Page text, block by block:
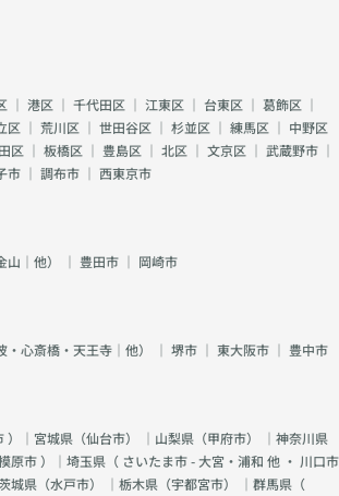
｜ 港区 ｜ 千代田区 ｜ 江東区 ｜ 台東区 ｜ 葛飾区 ｜
区 ｜ 荒川区 ｜ 世田谷区 ｜ 杉並区 ｜ 練馬区 ｜ 中野区
区 ｜ 板橋区 ｜ 豊島区 ｜ 北区 ｜ 文京区 ｜ 武蔵野市 ｜
市 ｜ 調布市 ｜ 西東京市
｜他） ｜ 豊田市 ｜ 岡崎市
心斎橋・天王寺｜他） ｜ 堺市 ｜ 東大阪市 ｜ 豊中市
）｜宮城県（仙台市） ｜山梨県（甲府市） ｜神奈川県
原市）｜埼玉県（ さいたま市 - 大宮・浦和 他 ・ 川口市
城県（水戸市） ｜栃木県（宇都宮市） ｜群馬県（